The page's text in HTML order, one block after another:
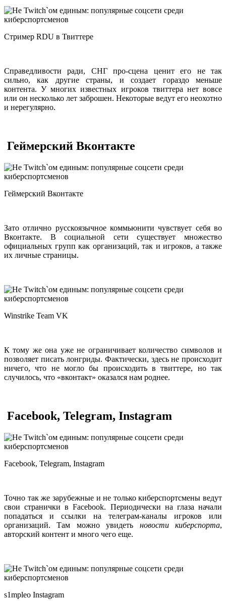
Стример RDU в Твиттере
Справедливости ради, СНГ про-сцена ценит его не так
сильно, как другие страны, и создает гораздо меньше
контента. У многих известных игроков твиттера нет вовсе
или он несколько лет заброшен. Некоторые ведут его неохотно
и нерегулярно.
Геймерский Вконтакте
Геймерский Вконтакте
Зато отлично русскоязычное коммьюнити чувствует себя во
Вконтакте. В социальной сети существует множество
официальных групп как организаций, так и игроков, а также
их личные страницы.
Winstrike Team VK
К тому же она уже не ограничивает количество символов и
позволяет писать лонгриды. Фактически, здесь не происходит
ничего, что не могло бы происходить в твиттере, но так
случилось, что «вконтакт» оказался нам роднее.
Facebook, Telegram, Instagram
Facebook, Telegram, Instagram
Точно так же зарубежные и не только киберспортсмены ведут
свои странички в Facebook. Периодически на глаза начали
попадаться и ссылки на телеграм-каналы игроков или
организаций. Там можно увидеть новости киберспорта,
авторский контент и много чего еще.
s1mpleo Instagram